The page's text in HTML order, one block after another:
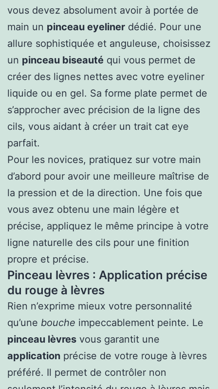
vous devez absolument avoir à portée de
main un pinceau eyeliner dédié. Pour une
allure sophistiquée et anguleuse, choisissez
un pinceau biseauté qui vous permet de
créer des lignes nettes avec votre eyeliner
liquide ou en gel. Sa forme plate permet de
s’approcher avec précision de la ligne des
cils, vous aidant à créer un trait cat eye
parfait.
Pour les novices, pratiquez sur votre main
d’abord pour avoir une meilleure maîtrise de
la pression et de la direction. Une fois que
vous avez obtenu une main légère et
précise, appliquez le même principe à votre
ligne naturelle des cils pour une finition
propre et précise.
Pinceau lèvres : Application précise
du rouge à lèvres
Rien n’exprime mieux votre personnalité
qu’une bouche impeccablement peinte. Le
pinceau lèvres vous garantit une
application précise de votre rouge à lèvres
préféré. Il permet de contrôler non